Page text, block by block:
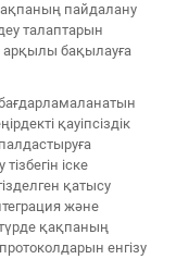
пайдалану
талаптарын
арқылы бақылауға
қауіпсіздік
іске
қатысу
және
түрде қақпаның
енгізу